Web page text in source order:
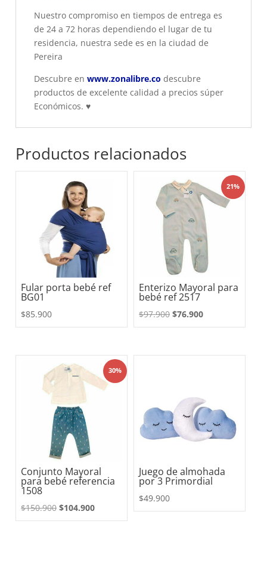
Nuestro compromiso en tiempos de entrega es
de 24 a 72 horas dependiendo el lugar de tu
residencia, nuestra sede es en la ciudad de
Pereira
Descubre en www.zonalibre.co descubre
productos de excelente calidad a precios súper
Económicos. ♥
Productos relacionados
Fular porta bebé ref
BG01
$85.900
21%
Enterizo Mayoral para
bebé ref 2517
$97.900 El
precio
$76.900El
precio
30%
Conjunto Mayoral
para bebé referencia
1508
$150.900 El
precio
$104.900El
precio
Juego de almohada
por 3 Primordial
$49.900